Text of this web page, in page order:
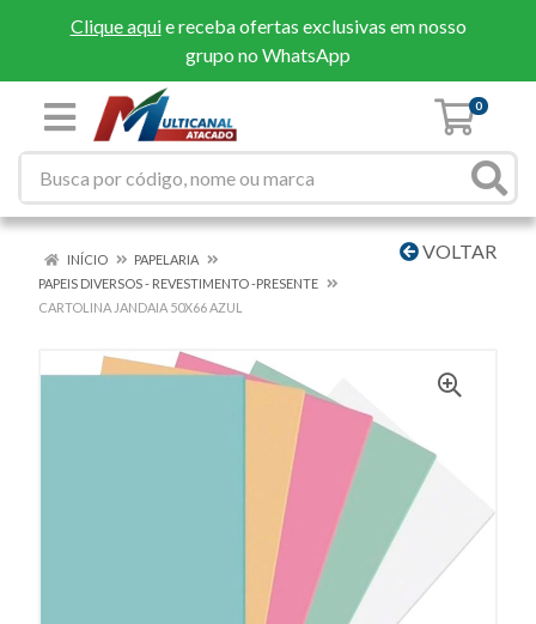
Clique aquie receba ofertas exclusivas em nosso
grupo no WhatsApp
0
VOLTAR
INÍCIO
PAPELARIA
PAPEIS DIVERSOS - REVESTIMENTO -PRESENTE
CARTOLINA JANDAIA 50X66 AZUL